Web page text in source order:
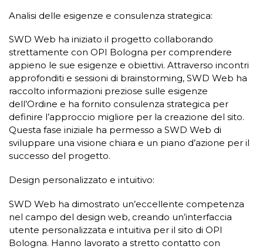
Analisi delle esigenze e consulenza strategica:
SWD Web ha iniziato il progetto collaborando
strettamente con OPI Bologna per comprendere
appieno le sue esigenze e obiettivi. Attraverso incontri
approfonditi e sessioni di brainstorming, SWD Web ha
raccolto informazioni preziose sulle esigenze
dell’Ordine e ha fornito consulenza strategica per
definire l’approccio migliore per la creazione del sito.
Questa fase iniziale ha permesso a SWD Web di
sviluppare una visione chiara e un piano d’azione per il
successo del progetto.
Design personalizzato e intuitivo:
SWD Web ha dimostrato un’eccellente competenza
nel campo del design web, creando un’interfaccia
utente personalizzata e intuitiva per il sito di OPI
Bologna. Hanno lavorato a stretto contatto con